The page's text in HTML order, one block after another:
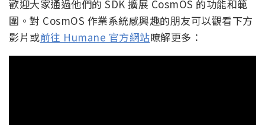
歡迎大家通過他們的 SDK 擴展 CosmOS 的功能和範
圍。對 CosmOS 作業系統感興趣的朋友可以觀看下方
影片或前往 Humane 官方網站瞭解更多：